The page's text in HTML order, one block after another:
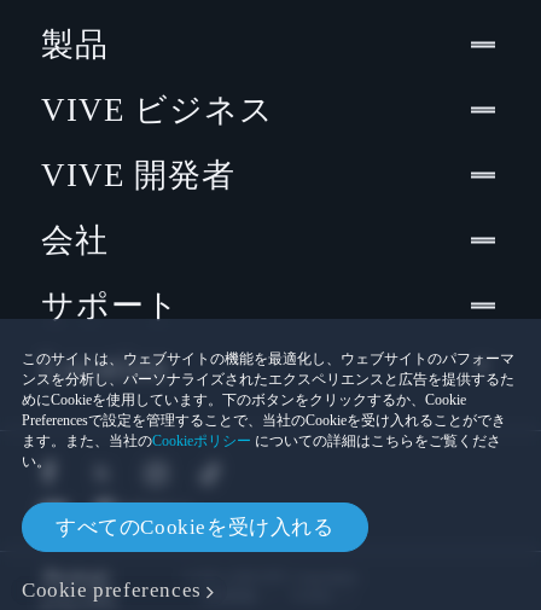
このサイトは、ウェブサイトの機能を最適化し、ウェブサイトのパフォーマ
ンスを分析し、パーソナライズされたエクスペリエンスと広告を提供するた
めにCookieを使用しています。下のボタンをクリックするか、Cookie
Preferencesで設定を管理することで、当社のCookieを受け入れることができ
ます。また、当社のCookieポリシー についての詳細はこちらをご覧くださ
い。
すべてのCookieを受け入れる
Cookie preferences
製品
VIVE ビジネス
VIVE 開発者
会社
サポート
Location
法的情報